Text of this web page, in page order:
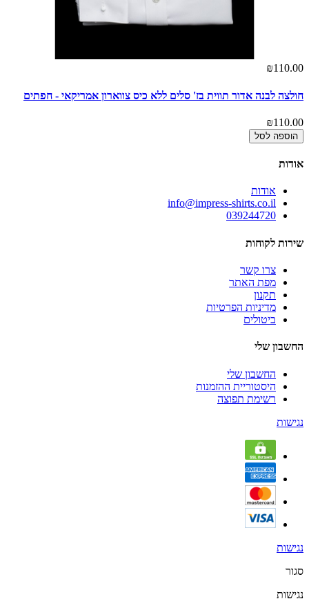
₪110.00
חולצה לבנה אדור תווית בז' סלים ללא כיס צווארון אמריקאי - חפתים
₪110.00
הוספה לסל
אודות
אודות
info@impress-shirts.co.il
039244720
שירות לקוחות
צרו קשר
מפת האתר
תקנון
מדיניות הפרטיות
ביטולים
החשבון שלי
החשבון שלי
היסטוריית ההזמנות
רשימת תפוצה
נגישות
נגישות
סגור
נגישות